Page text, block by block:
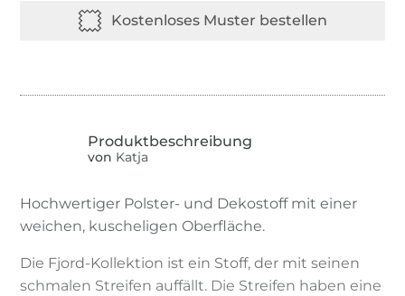
von Katja
Hochwertiger Polster- und Dekostoff mit einer
weichen, kuscheligen Oberfläche.
Die Fjord-Kollektion ist ein Stoff, der mit seinen
schmalen Streifen auffällt. Die Streifen haben eine